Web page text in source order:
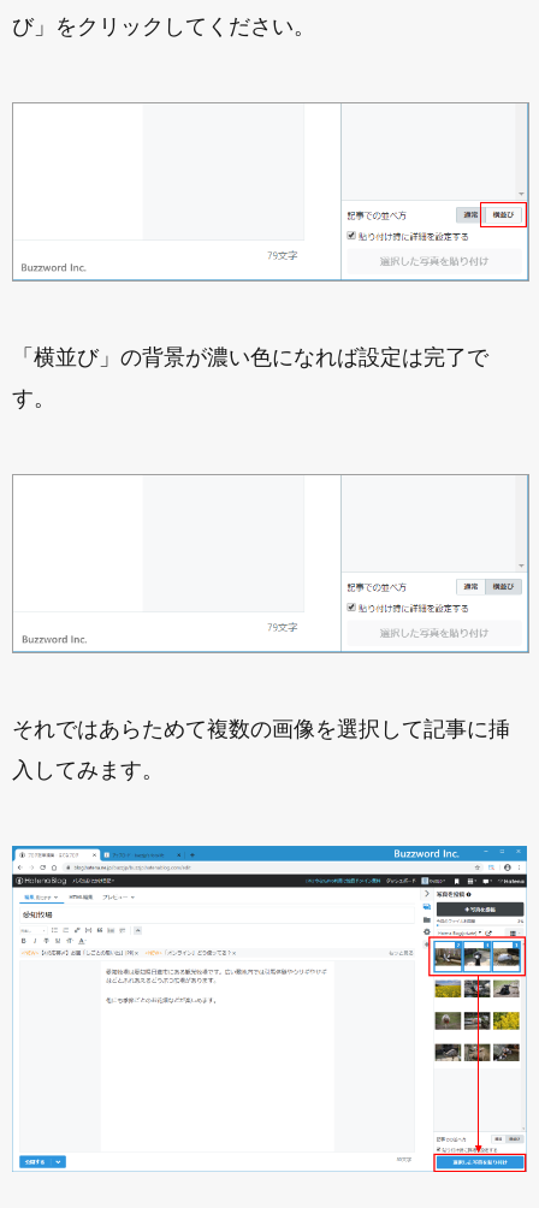
び」をクリックしてください。
「横並び」の背景が濃い色になれば設定は完了で
す。
それではあらためて複数の画像を選択して記事に挿
入してみます。